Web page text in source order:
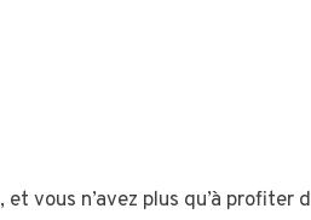
, et vous n’avez plus qu’à profiter